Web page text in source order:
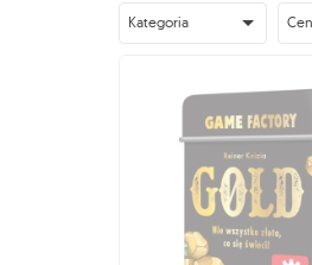
Kategoria